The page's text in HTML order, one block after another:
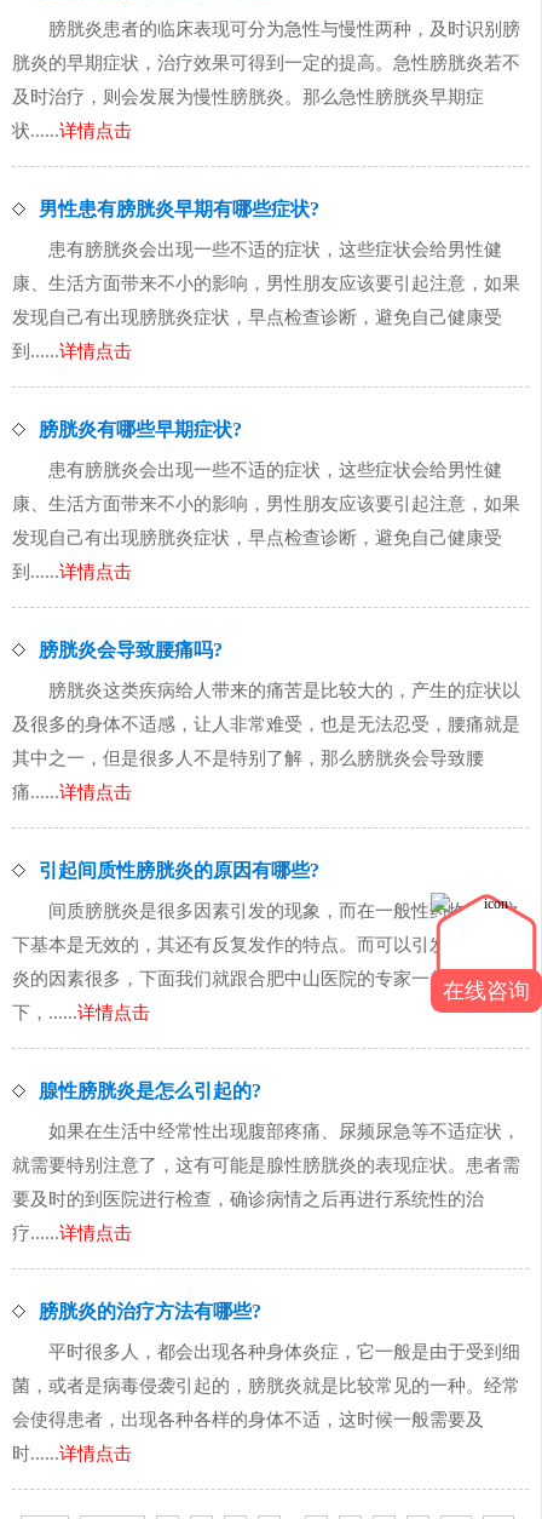
膀胱炎患者的临床表现可分为急性与慢性两种，及时识别膀
胱炎的早期症状，治疗效果可得到一定的提高。急性膀胱炎若不
及时治疗，则会发展为慢性膀胱炎。那么急性膀胱炎早期症
状......详情点击
男性患有膀胱炎早期有哪些症状?
患有膀胱炎会出现一些不适的症状，这些症状会给男性健
康、生活方面带来不小的影响，男性朋友应该要引起注意，如果
发现自己有出现膀胱炎症状，早点检查诊断，避免自己健康受
到......详情点击
膀胱炎有哪些早期症状?
患有膀胱炎会出现一些不适的症状，这些症状会给男性健
康、生活方面带来不小的影响，男性朋友应该要引起注意，如果
发现自己有出现膀胱炎症状，早点检查诊断，避免自己健康受
到......详情点击
膀胱炎会导致腰痛吗?
膀胱炎这类疾病给人带来的痛苦是比较大的，产生的症状以
及很多的身体不适感，让人非常难受，也是无法忍受，腰痛就是
其中之一，但是很多人不是特别了解，那么膀胱炎会导致腰
痛......详情点击
引起间质性膀胱炎的原因有哪些?
间质膀胱炎是很多因素引发的现象，而在一般性药物治疗之
下基本是无效的，其还有反复发作的特点。而可以引发质性膀胱
炎的因素很多，下面我们就跟合肥中山医院的专家一起看
下，......详情点击
腺性膀胱炎是怎么引起的?
如果在生活中经常性出现腹部疼痛、尿频尿急等不适症状，
就需要特别注意了，这有可能是腺性膀胱炎的表现症状。患者需
要及时的到医院进行检查，确诊病情之后再进行系统性的治
疗......详情点击
膀胱炎的治疗方法有哪些?
平时很多人，都会出现各种身体炎症，它一般是由于受到细
菌，或者是病毒侵袭引起的，膀胱炎就是比较常见的一种。经常
会使得患者，出现各种各样的身体不适，这时候一般需要及
时......详情点击
在线咨询